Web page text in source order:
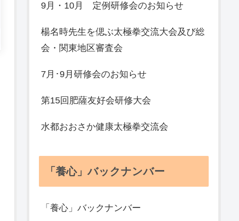
9月・10月 定例研修会のお知らせ
楊名時先生を偲ぶ太極拳交流大会及び総
会・関東地区審査会
7月･9月研修会のお知らせ
第15回肥薩友好会研修大会
水都おおさか健康太極拳交流会
「養心」バックナンバー
「養心」バックナンバー